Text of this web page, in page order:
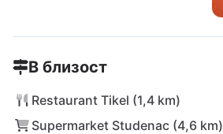
В близост
Restaurant Tikel (1,4 km)
Supermarket Studenac (4,6 km)